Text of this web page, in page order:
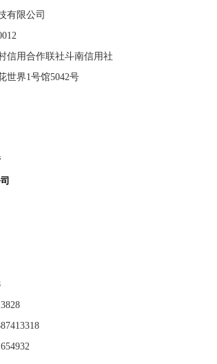
限公司
合作联社斗南信用社
界1号馆5042号